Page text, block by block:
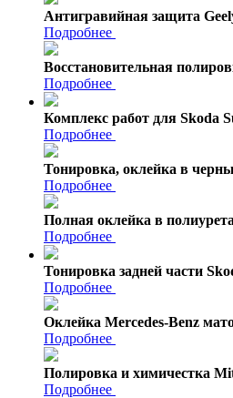
Антигравийная защита
Подробнее
Восстановительная
Подробнее
Комплекс работ для Skoda
Подробнее
Тонировка, оклейка в
Подробнее
Полная оклейка в
Подробнее
Тонировка задней части
Подробнее
Оклейка Mercedes-Benz
Подробнее
Полировка и химичестка
Подробнее